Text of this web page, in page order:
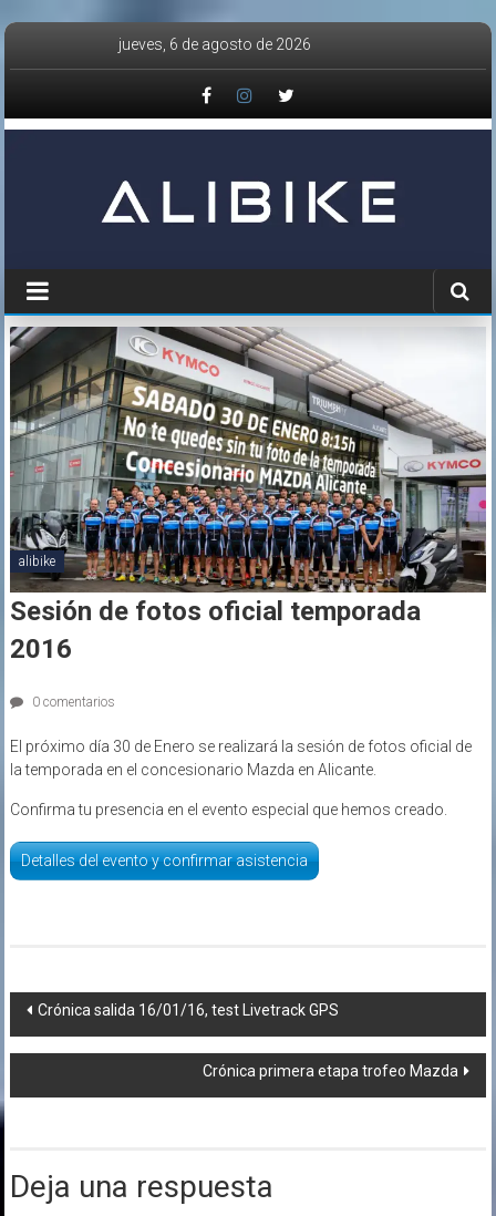
Saltar
jueves, 6 de agosto de 2026
alibike
Sesión de fotos oficial temporada
2016
0 comentarios
El próximo día 30 de Enero se realizará la sesión de fotos oficial de
la temporada en el concesionario Mazda en Alicante.
Confirma tu presencia en el evento especial que hemos creado.
Detalles del evento y confirmar asistencia
Navegación
de
entradas
Crónica salida 16/01/16, test Livetrack GPS
Crónica primera etapa trofeo Mazda
Deja una respuesta